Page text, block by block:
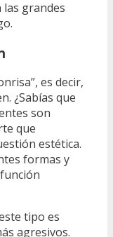
grandes
es decir,
¿Sabías que
son
que
estética.
formas y
tipo es
agresivos.